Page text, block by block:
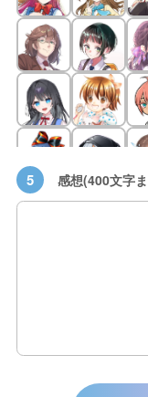
5 感想(400文字